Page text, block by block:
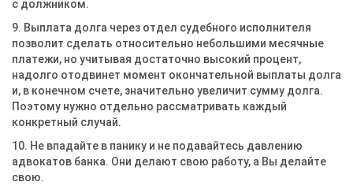
с должником.
9. Выплата долга через отдел судебного исполнителя
позволит сделать относительно небольшими месячные
платежи, но учитывая достаточно высокий процент,
надолго отодвинет момент окончательной выплаты долга
и, в конечном счете, значительно увеличит сумму долга.
Поэтому нужно отдельно рассматривать каждый
конкретный случай.
10. Не впадайте в панику и не подавайтесь давлению
адвокатов банка. Они делают свою работу, а Вы делайте
свою.